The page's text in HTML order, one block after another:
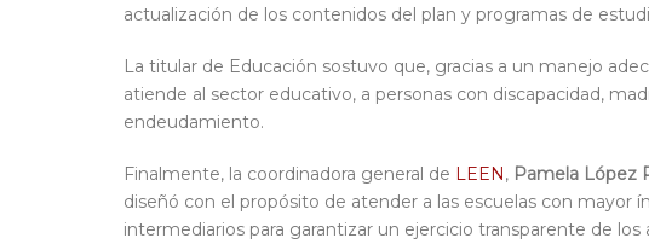
actualización de los contenidos del plan y programas de
La titular de Educación sostuvo que, gracias a un manejo
atiende al sector educativo, a personas con discapacidad,
endeudamiento.
Finalmente, la coordinadora general de LEEN, Pamela López
diseñó con el propósito de atender a las escuelas con mayor
intermediarios para garantizar un ejercicio transparente de los